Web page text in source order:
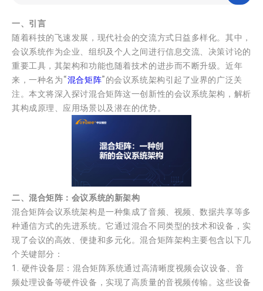
一、引言
随着科技的飞速发展，现代社会的交流方式日益多样化。其中，
会议系统作为企业、组织及个人之间进行信息交流、决策讨论的
重要工具，其架构和功能也随着技术的进步而不断升级。近年
来，一种名为“混合矩阵”的会议系统架构引起了业界的广泛关
注。本文将深入探讨混合矩阵这一创新性的会议系统架构，解析
其构成原理、应用场景以及潜在的优势。
二、混合矩阵：会议系统的新架构
混合矩阵会议系统架构是一种集成了音频、视频、数据共享等多
种通信方式的先进系统。它通过混合不同类型的技术和设备，实
现了会议的高效、便捷和多元化。混合矩阵架构主要包含以下几
个关键部分：
1. 硬件设备层：混合矩阵系统通过高清晰度视频会议设备、音
频处理设备等硬件设备，实现了高质量的音视频传输。这些设备